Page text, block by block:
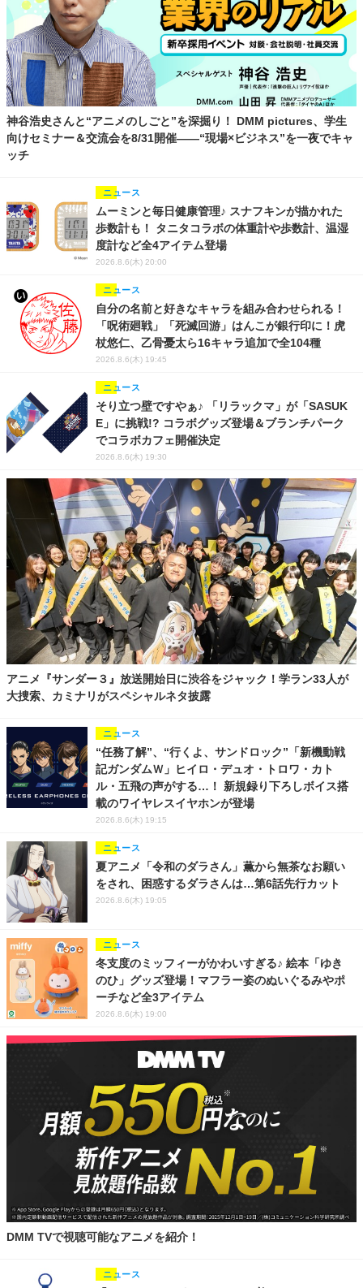
神谷浩史さんと“アニメのしごと”を深掘り！ DMM pictures、学生
向けセミナー＆交流会を8/31開催――“現場×ビジネス”を一夜でキャ
ッチ
ムーミンと毎日健康管理♪ スナフキンが描かれた
歩数計も！ タニタコラボの体重計や歩数計、温湿
度計など全4アイテム登場
ニュース
2026.8.6(木) 20:00
自分の名前と好きなキャラを組み合わせられる！
「呪術廻戦」「死滅回游」はんこが銀行印に！虎
杖悠仁、乙骨憂太ら16キャラ追加で全104種
ニュース
2026.8.6(木) 19:45
そり立つ壁ですやぁ♪ 「リラックマ」が「SASUK
E」に挑戦!? コラボグッズ登場＆ブランチパーク
でコラボカフェ開催決定
ニュース
2026.8.6(木) 19:30
アニメ『サンダー３』放送開始日に渋谷をジャック！学ラン33人が
大捜索、カミナリがスペシャルネタ披露
“任務了解”、“行くよ、サンドロック”「新機動戦
記ガンダムＷ」ヒイロ・デュオ・トロワ・カト
ル・五飛の声がする…！ 新規録り下ろしボイス搭
載のワイヤレスイヤホンが登場
ニュース
2026.8.6(木) 19:15
夏アニメ「令和のダラさん」薫から無茶なお願い
をされ、困惑するダラさんは…第6話先行カット
ニュース
2026.8.6(木) 19:05
冬支度のミッフィーがかわいすぎる♪ 絵本「ゆき
のひ」グッズ登場！マフラー姿のぬいぐるみやポ
ーチなど全3アイテム
ニュース
2026.8.6(木) 19:00
DMM TVで視聴可能なアニメを紹介！
ニュース